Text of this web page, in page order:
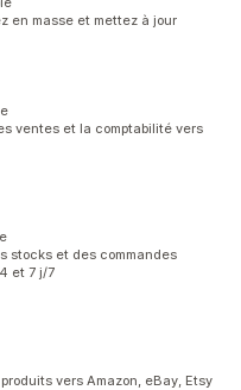
en masse et mettez à jour
ventes et la comptabilité vers
stocks et des commandes
et 7 j/7
vers Amazon, eBay, Etsy